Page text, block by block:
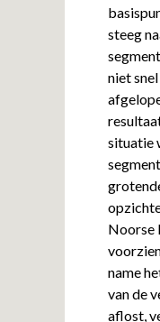
steeg
niet
situatie
Noorse
name
van de
aflost,